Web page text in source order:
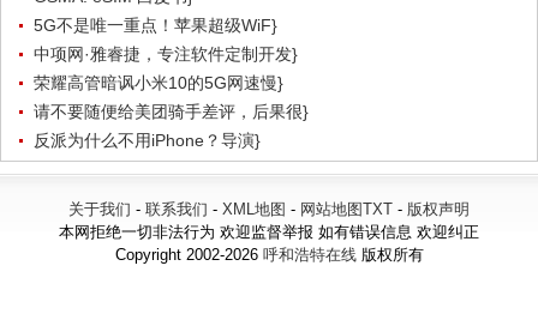
5G不是唯一重点！苹果超级WiF}
中项网·雅睿捷，专注软件定制开发}
荣耀高管暗讽小米10的5G网速慢}
请不要随便给美团骑手差评，后果很}
反派为什么不用iPhone？导演}
关于我们 - 联系我们 - XML地图 - 网站地图TXT - 版权声明
本网拒绝一切非法行为 欢迎监督举报 如有错误信息 欢迎纠正
Copyright 2002-2026 呼和浩特在线版权所有